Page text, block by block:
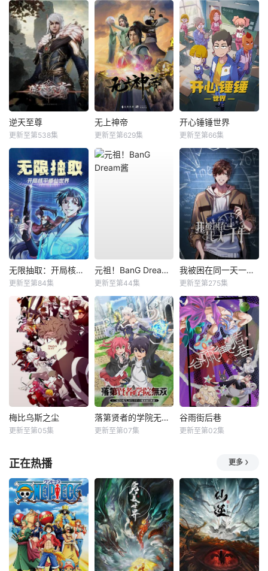
逆天至尊
更新至第538集
无上神帝
更新至第629集
开心锤锤世界
更新至第66集
无限抽取：开局核平修仙世界动态漫
更新至第84集
元祖！BanG Dream酱
更新至第44集
我被困在同一天一千年动态漫
更新至第275集
梅比乌斯之尘
更新至第05集
落第贤者的学院无双第二回转生，S等级作弊魔术师冒险记
更新至第07集
谷雨街后巷
更新至第02集
正在热播 更多